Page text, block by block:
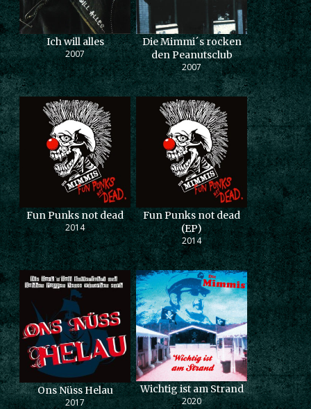
Ich will alles
2007
Die Mimmi´s rocken
den Peanutsclub
2007
Fun Punks not dead
2014
Fun Punks not dead
(EP)
2014
Ons Nüss Helau
2017
Wichtig ist am Strand
2020